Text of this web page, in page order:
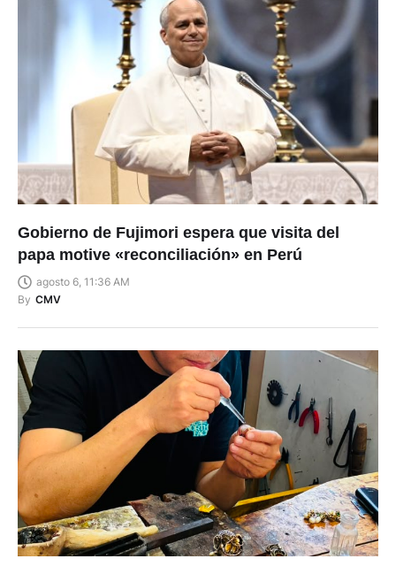
Gobierno de Fujimori espera que visita del
papa motive «reconciliación» en Perú
agosto 6, 11:36 AM
By CMV